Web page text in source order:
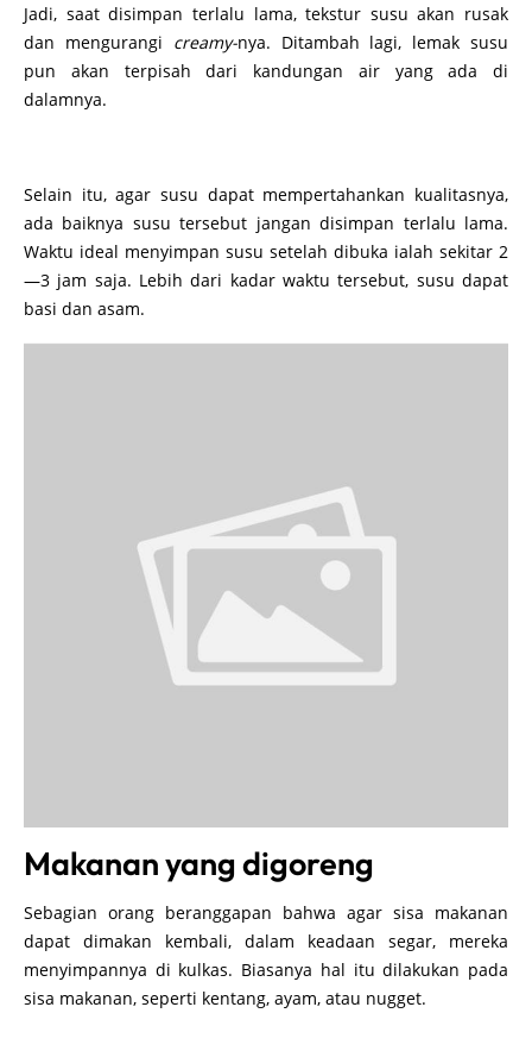
Jadi, saat disimpan terlalu lama, tekstur susu akan rusak
dan mengurangi creamy­-nya. Ditambah lagi, lemak susu
pun akan terpisah dari kandungan air yang ada di
dalamnya.
Selain itu, agar susu dapat mempertahankan kualitasnya,
ada baiknya susu tersebut jangan disimpan terlalu lama.
Waktu ideal menyimpan susu setelah dibuka ialah sekitar 2
—3 jam saja. Lebih dari kadar waktu tersebut, susu dapat
basi dan asam.
Makanan yang digoreng
Sebagian orang beranggapan bahwa agar sisa makanan
dapat dimakan kembali, dalam keadaan segar, mereka
menyimpannya di kulkas. Biasanya hal itu dilakukan pada
sisa makanan, seperti kentang, ayam, atau nugget.